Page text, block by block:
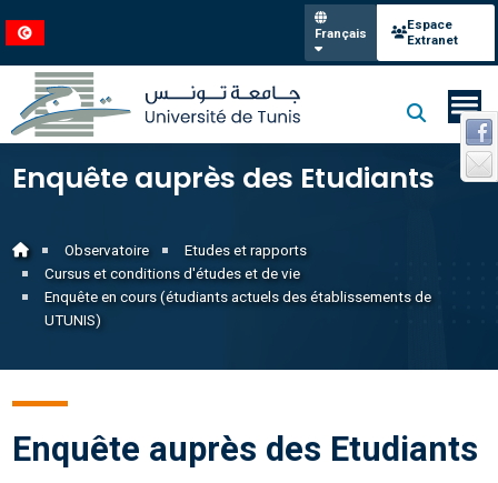
Français
Espace
Extranet
Enquête auprès des Etudiants
Observatoire
Etudes et rapports
Cursus et conditions d'études et de vie
Enquête en cours (étudiants actuels des établissements de
UTUNIS)
Enquête auprès des Etudiants